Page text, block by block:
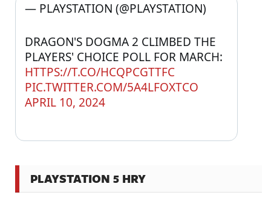
DRAGON'S DOGMA 2 CLIMBED THE
HTTPS://T.CO/HCQPCGTTFC
PIC.TWITTER.COM/5A4LFOXTCO
— PLAYSTATION (@PLAYSTATION)
APRIL 10, 2024
PLAYSTATION 5 HRY